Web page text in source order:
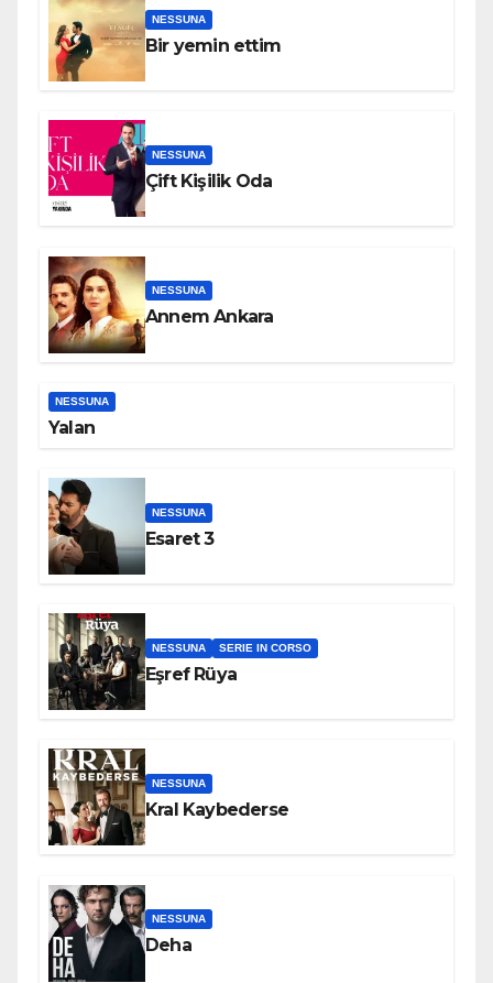
NESSUNA
Bir yemin ettim
NESSUNA
Çift Kişilik Oda
NESSUNA
Annem Ankara
NESSUNA
Yalan
NESSUNA
Esaret 3
NESSUNA SERIE IN CORSO
Eşref Rüya
NESSUNA
Kral Kaybederse
NESSUNA
Deha